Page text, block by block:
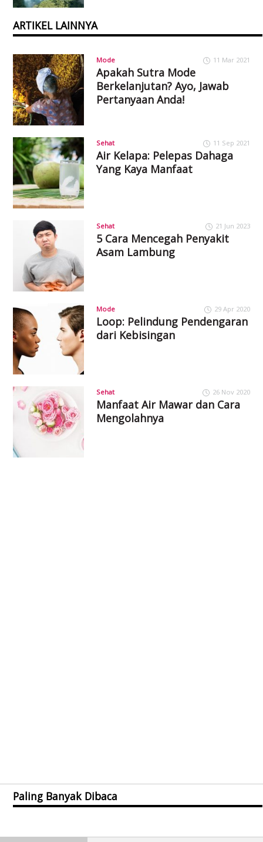
ARTIKEL LAINNYA
Mode 11 Mar 2021
Apakah Sutra Mode
Berkelanjutan? Ayo, Jawab
Pertanyaan Anda!
Sehat 11 Sep 2021
Air Kelapa: Pelepas Dahaga
Yang Kaya Manfaat
Sehat 21 Jun 2023
5 Cara Mencegah Penyakit
Asam Lambung
Mode 29 Apr 2020
Loop: Pelindung Pendengaran
dari Kebisingan
Sehat 26 Nov 2020
Manfaat Air Mawar dan Cara
Mengolahnya
Paling Banyak Dibaca